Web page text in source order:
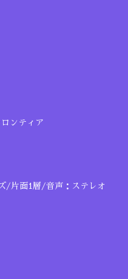
ンティア
/片面1層/音声：ステレオ